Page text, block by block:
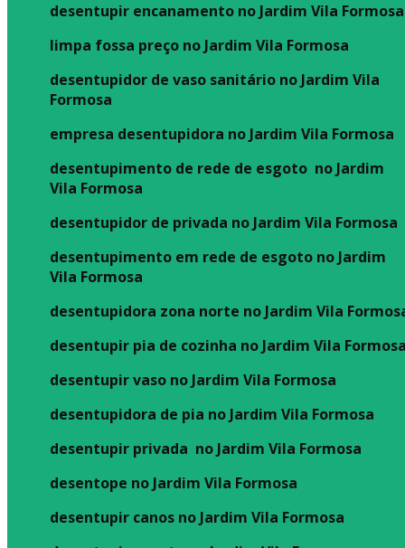
desentupir encanamento no Jardim Vila Formosa
limpa fossa preço no Jardim Vila Formosa
desentupidor de vaso sanitário no Jardim Vila
Formosa
empresa desentupidora no Jardim Vila Formosa
desentupimento de rede de esgoto no Jardim
Vila Formosa
desentupidor de privada no Jardim Vila Formosa
desentupimento em rede de esgoto no Jardim
Vila Formosa
desentupidora zona norte no Jardim Vila
desentupir pia de cozinha no Jardim Vila
desentupir vaso no Jardim Vila Formosa
desentupidora de pia no Jardim Vila Formosa
desentupir privada no Jardim Vila Formosa
desentope no Jardim Vila Formosa
desentupir canos no Jardim Vila Formosa